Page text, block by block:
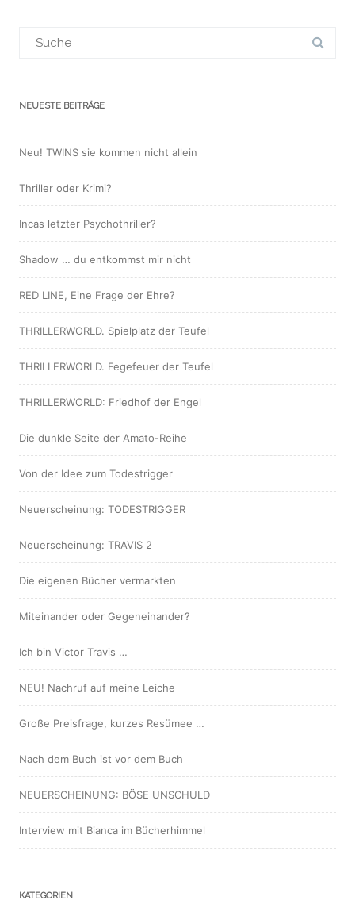
für:
NEUESTE BEITRÄGE
Neu! TWINS sie kommen nicht allein
Thriller oder Krimi?
Incas letzter Psychothriller?
Shadow … du entkommst mir nicht
RED LINE, Eine Frage der Ehre?
THRILLERWORLD. Spielplatz der Teufel
THRILLERWORLD. Fegefeuer der Teufel
THRILLERWORLD: Friedhof der Engel
Die dunkle Seite der Amato-Reihe
Von der Idee zum Todestrigger
Neuerscheinung: TODESTRIGGER
Neuerscheinung: TRAVIS 2
Die eigenen Bücher vermarkten
Miteinander oder Gegeneinander?
Ich bin Victor Travis …
NEU! Nachruf auf meine Leiche
Große Preisfrage, kurzes Resümee …
Nach dem Buch ist vor dem Buch
NEUERSCHEINUNG: BÖSE UNSCHULD
Interview mit Bianca im Bücherhimmel
KATEGORIEN